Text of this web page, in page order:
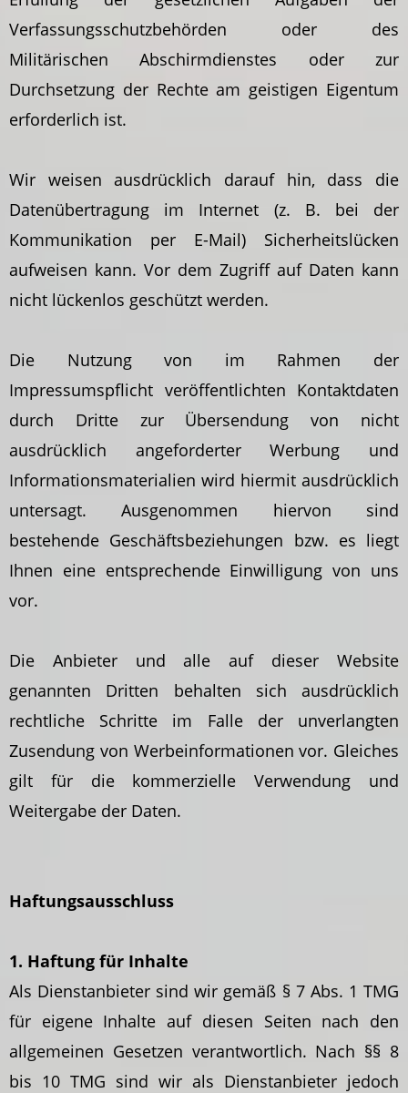
Verfassungsschutzbehörden oder des
Militärischen Abschirmdienstes oder zur
Durchsetzung der Rechte am geistigen Eigentum
erforderlich ist.
Wir weisen ausdrücklich darauf hin, dass die
Datenübertragung im Internet (z. B. bei der
Kommunikation per E-Mail) Sicherheitslücken
aufweisen kann. Vor dem Zugriff auf Daten kann
nicht lückenlos geschützt werden.
Die Nutzung von im Rahmen der
Impressumspflicht veröffentlichten Kontaktdaten
durch Dritte zur Übersendung von nicht
ausdrücklich angeforderter Werbung und
Informationsmaterialien wird hiermit ausdrücklich
untersagt. Ausgenommen hiervon sind
bestehende Geschäftsbeziehungen bzw. es liegt
Ihnen eine entsprechende Einwilligung von uns
vor.
Die Anbieter und alle auf dieser Website
genannten Dritten behalten sich ausdrücklich
rechtliche Schritte im Falle der unverlangten
Zusendung von Werbeinformationen vor. Gleiches
gilt für die kommerzielle Verwendung und
Weitergabe der Daten.
Haftungsausschluss
1. Haftung für Inhalte
Als Dienstanbieter sind wir gemäß § 7 Abs. 1 TMG
für eigene Inhalte auf diesen Seiten nach den
allgemeinen Gesetzen verantwortlich. Nach §§ 8
bis 10 TMG sind wir als Dienstanbieter jedoch